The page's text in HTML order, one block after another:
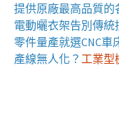
提供原廠最高品質的
電動曬衣架告別傳統
零件量產就選CNC車
產線無人化？ 工業型